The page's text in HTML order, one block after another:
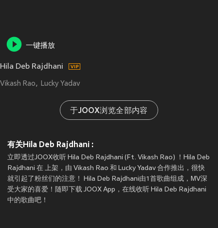
一键播放
Hila Deb Rajdhani
Vikash Rao Lucky Yadav
于JOOX浏览全部内容
有关Hila Deb Rajdhani :
立即透过JOOX收听 Hila Deb Rajdhani (Ft. Vikash Rao) ！Hila Deb
Rajdhani 在 上架，由 Vikash Rao 和 Lucky Yadav 合作推出，很快
就引起了粉丝们的注意！ Hila Deb Rajdhani由1首歌曲组成，MV深
受大家的喜爱！随即下载 JOOX App，在线收听 Hila Deb Rajdhani
中的歌曲吧！